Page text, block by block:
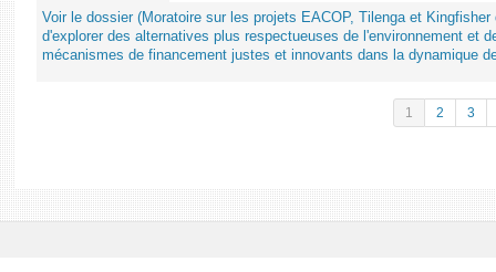
Voir le dossier (Moratoire sur les projets EACOP, Tilenga et
d'explorer des alternatives plus respectueuses de l'environnement et
mécanismes de financement justes et innovants dans la dynamique
1 2 3